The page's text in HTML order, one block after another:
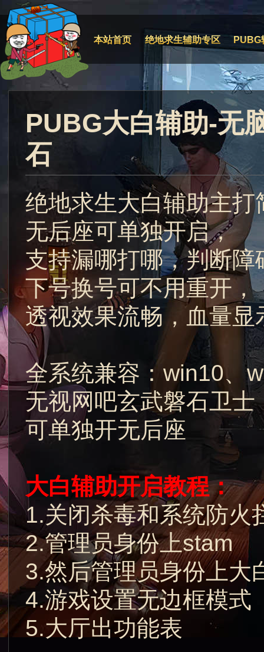
本站首页 绝地求生辅助专区 PUBG
PUBG大白辅助-无
石
绝地求生大白辅助主
无后座可单独开启，
支持漏哪打哪，判断
下号换号可不用重开，
透视效果流畅，血量
全系统兼容：win10、
无视网吧玄武磐石卫士
可单独开无后座
大白辅助开启教程：
1.关闭杀毒和系统防火
2.管理员身份上stam
3.然后管理员身份上大
4.游戏设置无边框模式
5.大厅出功能表